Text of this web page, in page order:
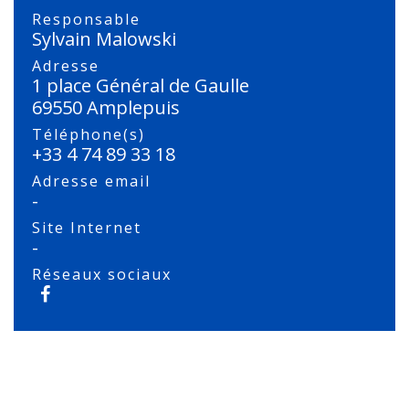
Responsable
Sylvain Malowski
Adresse
1 place Général de Gaulle
69550 Amplepuis
Téléphone(s)
+33 4 74 89 33 18
Adresse email
-
Site Internet
-
Réseaux sociaux